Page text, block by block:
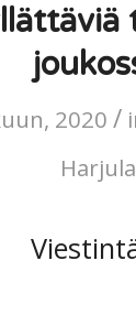
2020 /
Harjula